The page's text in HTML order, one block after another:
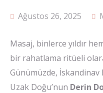
Ağustos 26, 2025
Masaj, binlerce yıldır
bir rahatlama ritüeli
Günümüzde, İskandinav
Uzak Doğu’nun Derin